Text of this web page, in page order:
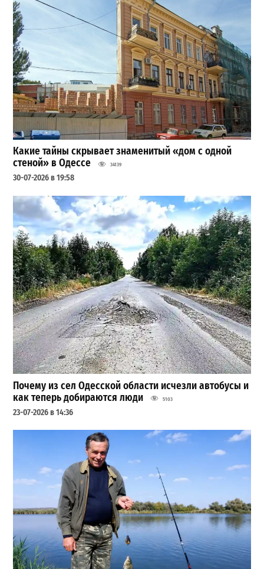
Какие тайны скрывает знаменитый «дом с одной
стеной» в Одессе
34139
30-07-2026 в 19:58
Почему из сел Одесской области исчезли автобусы и
как теперь добираются люди
5103
23-07-2026 в 14:36